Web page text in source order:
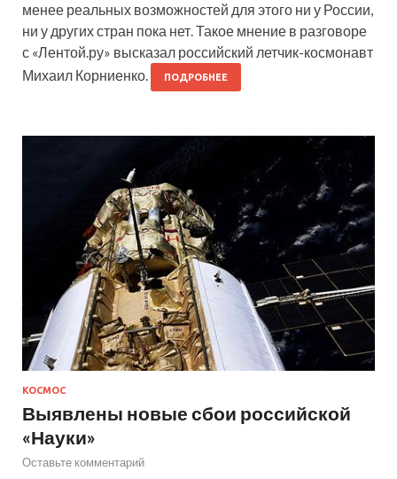
менее реальных возможностей для этого ни у России,
ни у других стран пока нет. Такое мнение в разговоре
с «Лентой.ру» высказал российский летчик-космонавт
Михаил Корниенко.
ПОДРОБНЕЕ
КОСМОС
Выявлены новые сбои российской
«Науки»
Оставьте комментарий